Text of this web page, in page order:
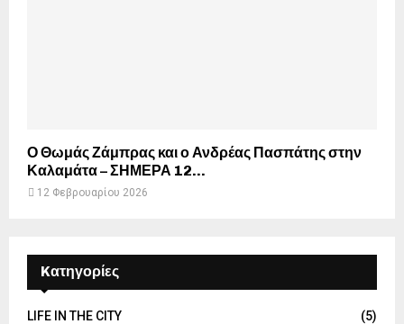
Ο Θωμάς Ζάμπρας και ο Ανδρέας Πασπάτης στην
Καλαμάτα – ΣΗΜΕΡΑ 12...
12 Φεβρουαρίου 2026
Kατηγορίες
LIFE IN THE CITY
(5)